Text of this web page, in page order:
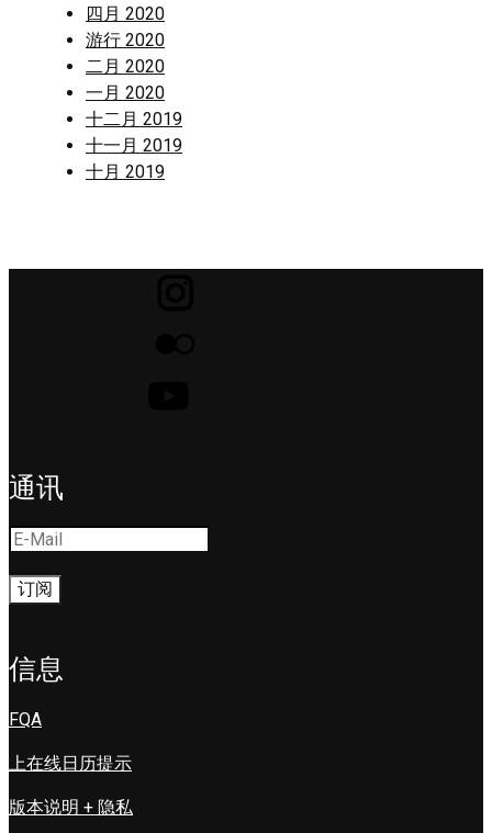
四月 2020
游行 2020
二月 2020
一月 2020
十二月 2019
十一月 2019
十月 2019
通讯
信息
FQA
上在线日历提示
版本说明 + 隐私